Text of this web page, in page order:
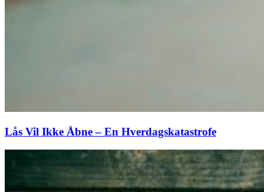
Lås Vil Ikke Åbne – En Hverdagskatastrofe